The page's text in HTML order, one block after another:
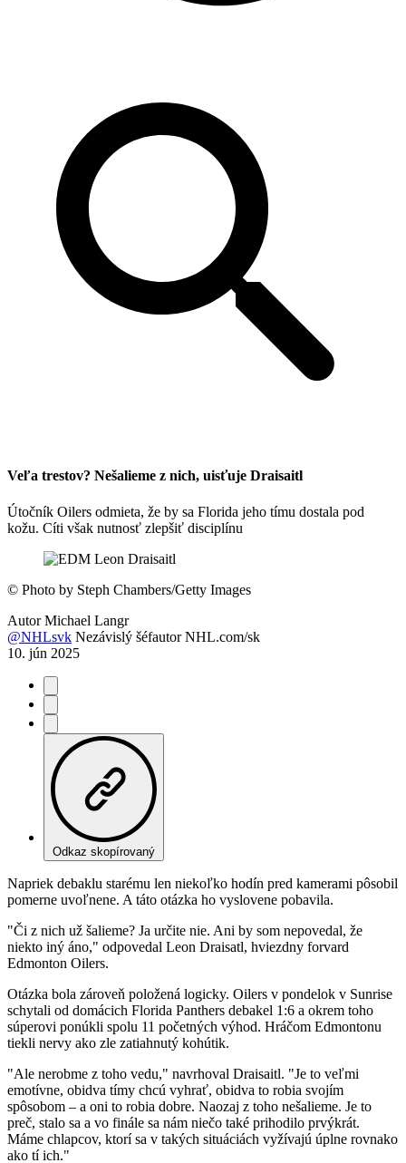
Veľa trestov? Nešalieme z nich, uisťuje Draisaitl
Útočník Oilers odmieta, že by sa Florida jeho tímu dostala pod
kožu. Cíti však nutnosť zlepšiť disciplínu
© Photo by Steph Chambers/Getty Images
Autor Michael Langr
@NHLsvk Nezávislý šéfautor NHL.com/sk
10. jún 2025
Odkaz skopírovaný
Napriek debaklu starému len niekoľko hodín pred kamerami pôsobil
pomerne uvoľnene. A táto otázka ho vyslovene pobavila.
"Či z nich už šalieme? Ja určite nie. Ani by som nepovedal, že
niekto iný áno," odpovedal Leon Draisatl, hviezdny forvard
Edmonton Oilers.
Otázka bola zároveň položená logicky. Oilers v pondelok v Sunrise
schytali od domácich Florida Panthers debakel 1:6 a okrem toho
súperovi ponúkli spolu 11 početných výhod. Hráčom Edmontonu
tiekli nervy ako zle zatiahnutý kohútik.
"Ale nerobme z toho vedu," navrhoval Draisaitl. "Je to veľmi
emotívne, obidva tímy chcú vyhrať, obidva to robia svojím
spôsobom – a oni to robia dobre. Naozaj z toho nešalieme. Je to
preč, stalo sa a vo finále sa nám niečo také prihodilo prvýkrát.
Máme chlapcov, ktorí sa v takých situáciách vyžívajú úplne rovnako
ako tí ich."